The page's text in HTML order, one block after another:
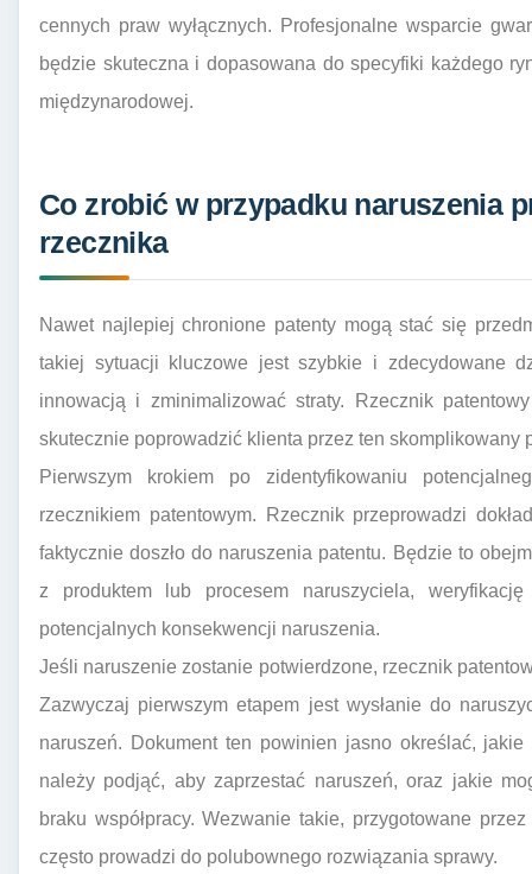
cennych praw wyłącznych. Profesjonalne wsparcie
będzie skuteczna i dopasowana do specyfiki każdego
międzynarodowej.
Co zrobić w przypadku naruszenia
rzecznika
Nawet najlepiej chronione patenty mogą stać się
takiej sytuacji kluczowe jest szybkie i zdecydowane
innowacją i zminimalizować straty. Rzecznik
skutecznie poprowadzić klienta przez ten skomplikowany
Pierwszym krokiem po zidentyfikowaniu
rzecznikiem patentowym. Rzecznik przeprowadzi
faktycznie doszło do naruszenia patentu. Będzie to
z produktem lub procesem naruszyciela,
potencjalnych konsekwencji naruszenia.
Jeśli naruszenie zostanie potwierdzone, rzecznik
Zazwyczaj pierwszym etapem jest wysłanie do
naruszeń. Dokument ten powinien jasno określać,
należy podjąć, aby zaprzestać naruszeń, oraz jakie
braku współpracy. Wezwanie takie, przygotowane
często prowadzi do polubownego rozwiązania sprawy.